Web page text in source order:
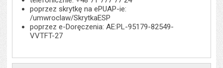
poprzez skrytkę na ePUAP-ie:
/umwroclaw/SkrytkaESP
poprzez e-Doręczenia: AE:PL-95179-82549-
VVTFT-27